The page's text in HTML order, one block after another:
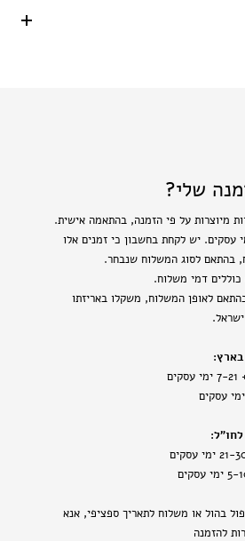
שלי?
מיוצרות על פי הזמנה, בהתאמה אישית.
ההפקה הם כ-15 ימי עסקים. יש לקחת בחשבון כי זמנים אלו
בהתאם לסוג המשלוח שנבחר.
כוללים דמי משלוח.
לאופן המשלוח, משקלו באריזתו
בהול או משלוח לתאריך ספציפי, אנא
להזמנה